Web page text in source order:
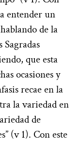
entender un
de la
Sagradas
que esta
ocasiones y
recae en la
la variedad en
de
(v 1). Con este